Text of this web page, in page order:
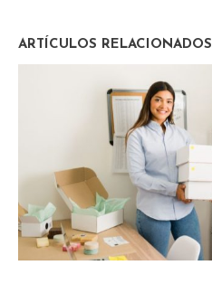
ARTÍCULOS RELACIONADOS